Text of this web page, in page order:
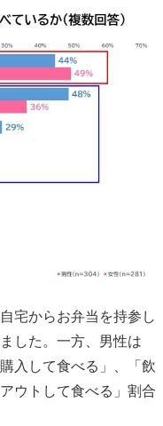
宅からお弁当を持参し
した。一方、男性は
入して食べる」、「飲
ウトして食べる」割合